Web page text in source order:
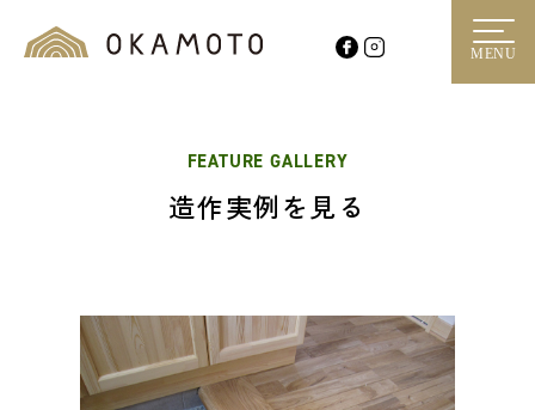
MENU
FEATURE GALLERY
造作実例を見る